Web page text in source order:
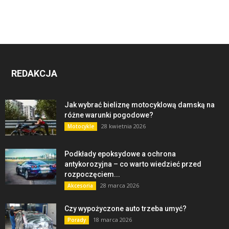
REDAKCJA
Jak wybrać bieliznę motocyklową damską na
różne warunki pogodowe?
Motocykle 28 kwietnia 2026
Podkłady epoksydowe a ochrona
antykorozyjna – co warto wiedzieć przed
rozpoczęciem...
Akcesoria 28 marca 2026
Czy wypożyczone auto trzeba umyć?
Porady 18 marca 2026